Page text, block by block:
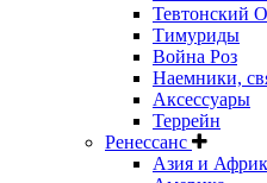
Тевтонский
Тимуриды
Война Роз
Наемники,
Аксессуары
Террейн
Ренессанс
Азия и